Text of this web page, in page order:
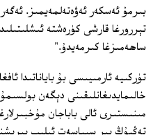
بىرمۇ ئەسكەر ئەۋەتەلمەيمىز.
تېررورغا قارشى كۈرەشتە
ساھەمىزغا كىرمەيدۇ."
تۈركىيە ئارمىيىسى بۇ باياناتىدا
خالىمايدىغانلىقىنى دېگەن
مىنىستىرى ئالى باباجان